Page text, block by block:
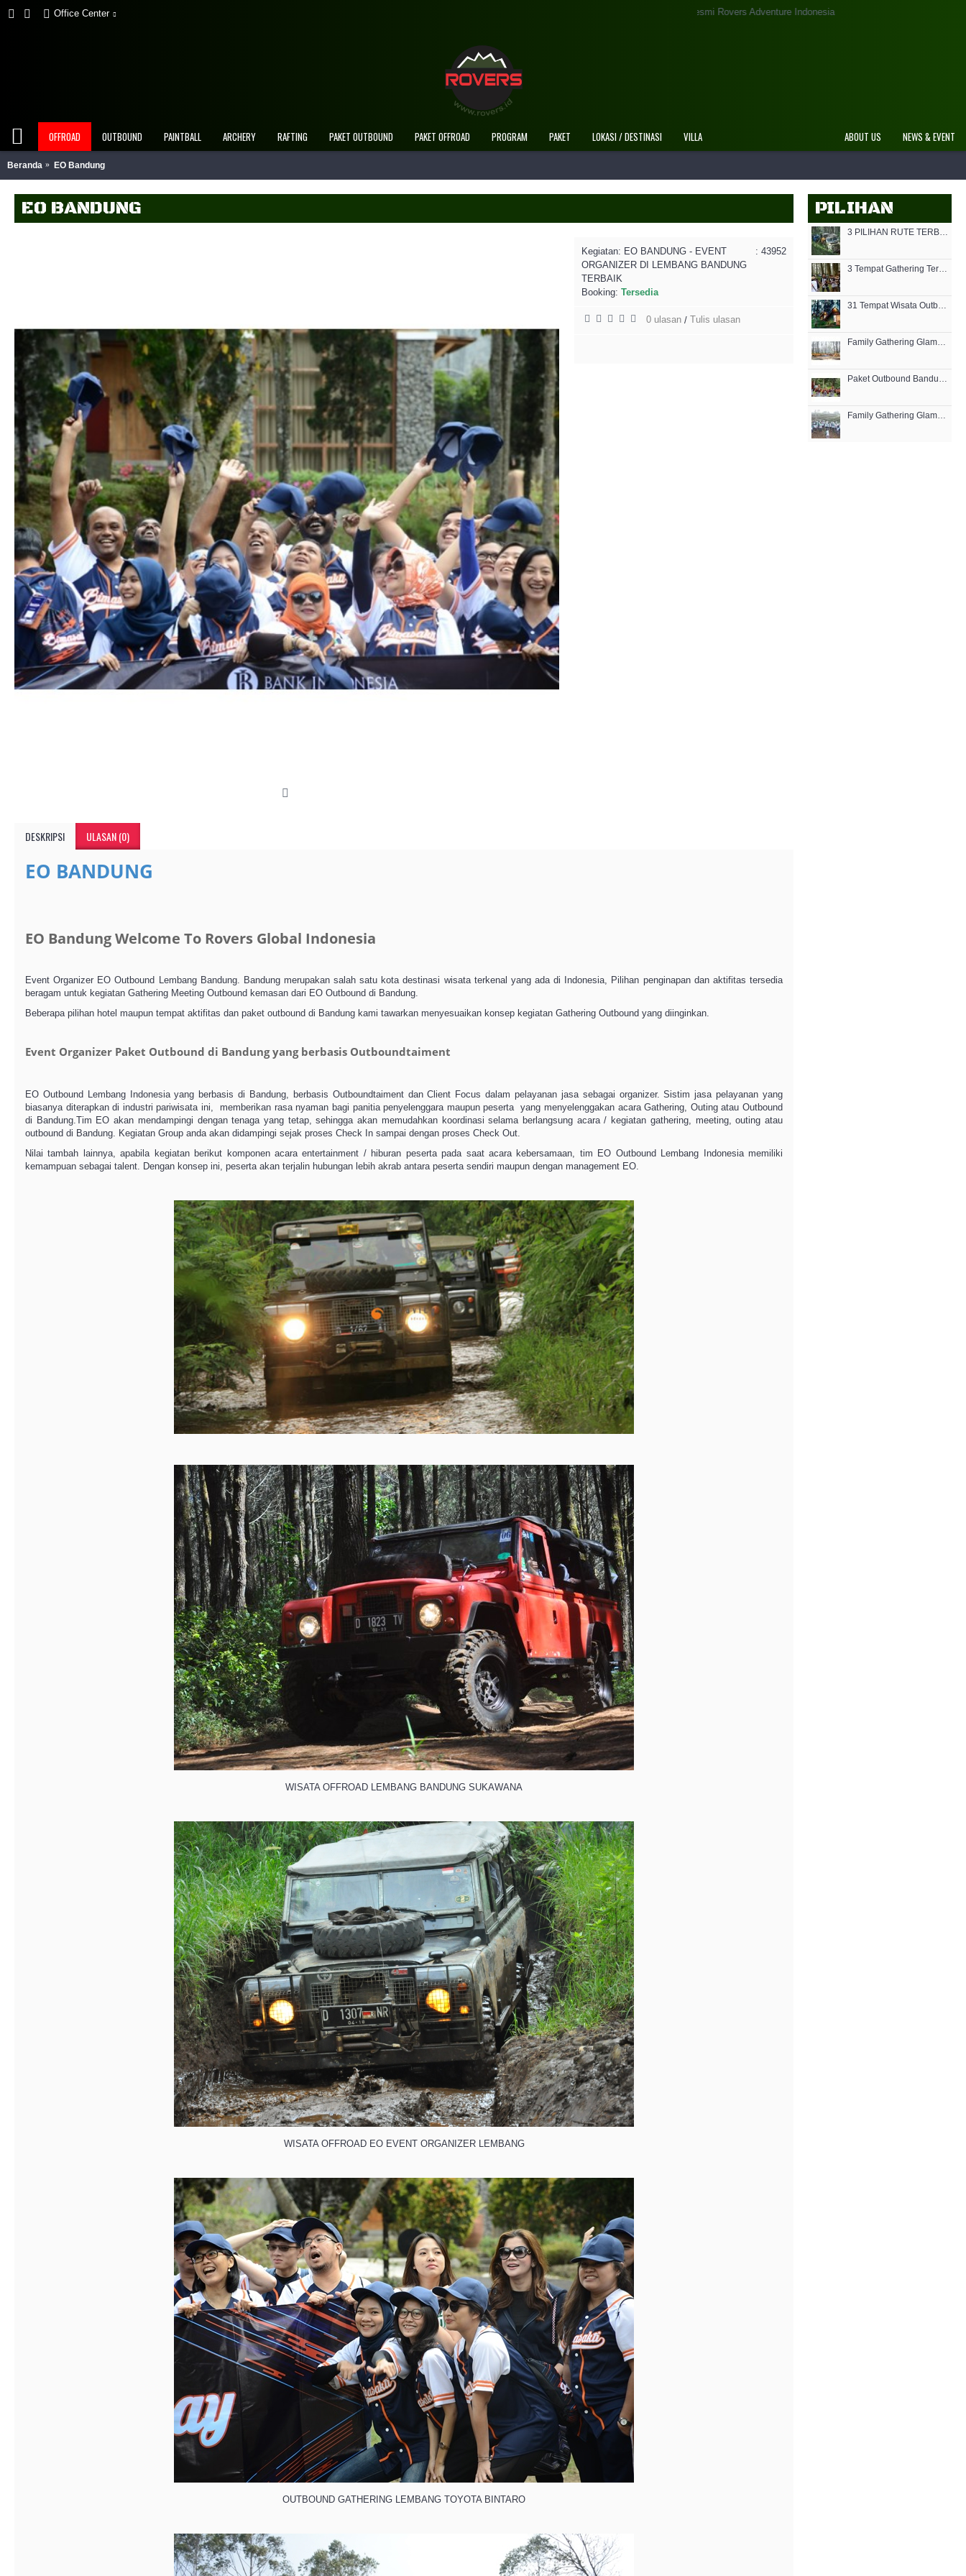
Office Center Selamat Datang Di Website Resmi Rovers Adventure Indonesia
OFFROAD OUTBOUND PAINTBALL ARCHERY RAFTING PAKET OUTBOUND PAKET OFFROAD PROGRAM PAKET LOKASI / DESTINASI VILLA NEWS & EVENT
ABOUT US
Beranda EO Bandung
PILIHAN
3 PILIHAN RUTE TERBAIK JALUR OFFROAD DI LEMBANG BANDUNG
3 Tempat Gathering Terbaik di Lembang Bandung
31 Tempat Wisata Outbound di Bandung Terpopuler 2021
Family Gathering Glamping Grafika Cikole Bandung
Paket Outbound Bandung Lembang
Family Gathering Glamping Lembang
EO BANDUNG
: 43952
Kegiatan: EO BANDUNG - EVENT
ORGANIZER DI LEMBANG BANDUNG
TERBAIK
Booking: Tersedia
0 ulasan/ Tulis ulasan
DESKRIPSI ULASAN (0)
EO BANDUNG
EO Bandung Welcome To Rovers Global Indonesia
Event Organizer EO Outbound Lembang Bandung. Bandung merupakan salah satu kota destinasi wisata terkenal yang ada di Indonesia, Pilihan penginapan dan aktifitas tersedia
beragam untuk kegiatan Gathering Meeting Outbound kemasan dari EO Outbound di Bandung.
Beberapa pilihan hotel maupun tempat aktifitas dan paket outbound di Bandung kami tawarkan menyesuaikan konsep kegiatan Gathering Outbound yang diinginkan.
Event Organizer Paket Outbound di Bandung yang berbasis Outboundtaiment
EO Outbound Lembang Indonesia yang berbasis di Bandung, berbasis Outboundtaiment dan Client Focus dalam pelayanan jasa sebagai organizer. Sistim jasa pelayanan yang
biasanya diterapkan di industri pariwisata ini, memberikan rasa nyaman bagi panitia penyelenggara maupun peserta yang menyelenggakan acara Gathering, Outing atau Outbound
di Bandung.Tim EO akan mendampingi dengan tenaga yang tetap, sehingga akan memudahkan koordinasi selama berlangsung acara / kegiatan gathering, meeting, outing atau
outbound di Bandung. Kegiatan Group anda akan didampingi sejak proses Check In sampai dengan proses Check Out.
Nilai tambah lainnya, apabila kegiatan berikut komponen acara entertainment / hiburan peserta pada saat acara kebersamaan, tim EO Outbound Lembang Indonesia memiliki
kemampuan sebagai talent. Dengan konsep ini, peserta akan terjalin hubungan lebih akrab antara peserta sendiri maupun dengan management EO.
WISATA OFFROAD LEMBANG BANDUNG SUKAWANA
WISATA OFFROAD EO EVENT ORGANIZER LEMBANG
OUTBOUND GATHERING LEMBANG TOYOTA BINTARO